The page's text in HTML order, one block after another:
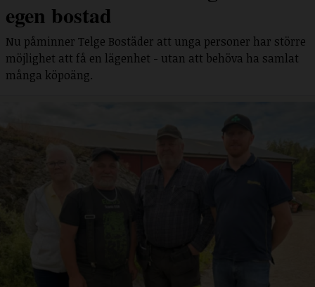
egen bostad
Nu påminner Telge Bostäder att unga personer har större
möjlighet att få en lägenhet - utan att behöva ha samlat
många köpoäng.